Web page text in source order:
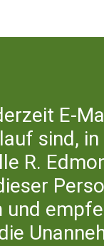
E-
sind,
R.
und